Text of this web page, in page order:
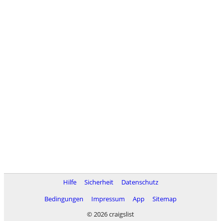
Hilfe Sicherheit
Datenschutz
Bedingungen
Impressum App
Sitemap
© 2026 craigslist